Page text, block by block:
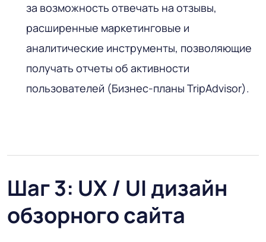
за возможность отвечать на отзывы,
расширенные маркетинговые и
аналитические инструменты, позволяющие
получать отчеты об активности
пользователей (Бизнес-планы TripAdvisor).
Шаг 3: UX / UI дизайн
обзорного сайта